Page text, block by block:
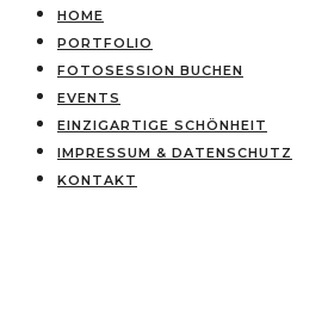
HOME
PORTFOLIO
FOTOSESSION BUCHEN
EVENTS
EINZIGARTIGE SCHÖNHEIT
IMPRESSUM & DATENSCHUTZ
KONTAKT